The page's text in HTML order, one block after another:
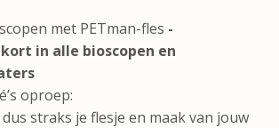
met PETman-fles -
in alle bioscopen en
oproep:
straks je flesje en maak van jouw